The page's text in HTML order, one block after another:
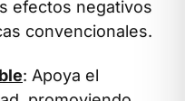
efectos negativos
convencionales.
: Apoya el